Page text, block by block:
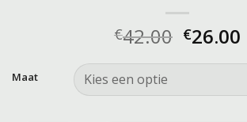
€42.00 €26.00
Maat